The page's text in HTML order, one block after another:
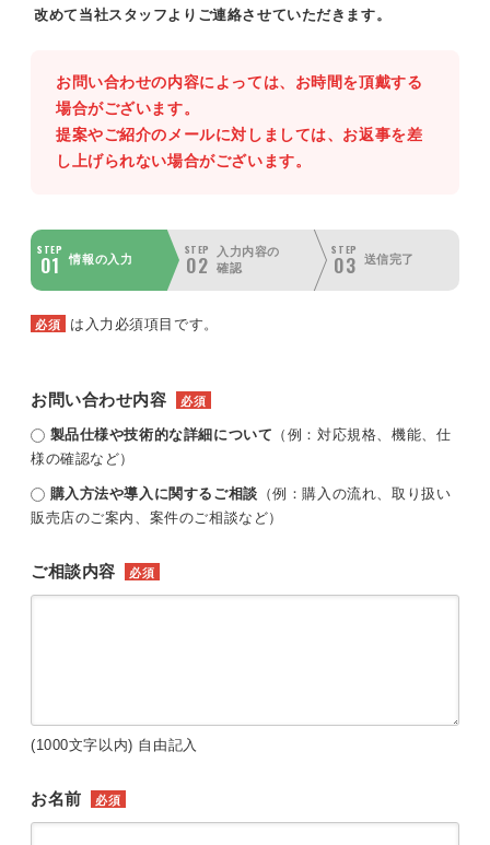
改めて当社スタッフよりご連絡させていただきます。
お問い合わせの内容によっては、お時間を頂戴する
場合がございます。
提案やご紹介のメールに対しましては、お返事を差
し上げられない場合がございます。
STEP
01 情報の入力
STEP
02
入力内容の
確認
STEP
03 送信完了
必須 は入力必須項目です。
お問い合わせ内容 必須
製品仕様や技術的な詳細について （例：対応規格、機能、仕
様の確認など）
購入方法や導入に関するご相談 （例：購入の流れ、取り扱い
販売店のご案内、案件のご相談など）
ご相談内容 必須
(1000文字以内) 自由記入
お名前 必須